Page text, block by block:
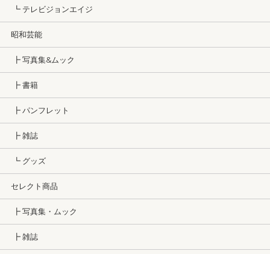
┗ テレビジョンエイジ
昭和芸能
┣ 写真集&ムック
┣ 書籍
┣ パンフレット
┣ 雑誌
┗ グッズ
セレクト商品
┣ 写真集・ムック
┣ 雑誌